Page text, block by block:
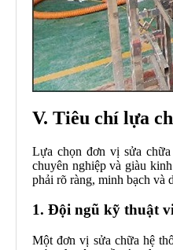
V. Tiêu chí lựa
Lựa chọn đơn vị sửa
chuyên nghiệp và giàu
phải rõ ràng, minh bạch và
1. Đội ngũ kỹ thuật
Một đơn vị sửa chữa hệ